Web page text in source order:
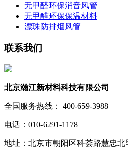
无甲醛环保消音风管
无甲醛环保保温材料
漂珠防排烟风管
联系我们
北京瀚江新材料科技有限公司
全国服务热线： 400-659-3988
电话：010-6291-1178
地址：北京市朝阳区科荟路慧忠北